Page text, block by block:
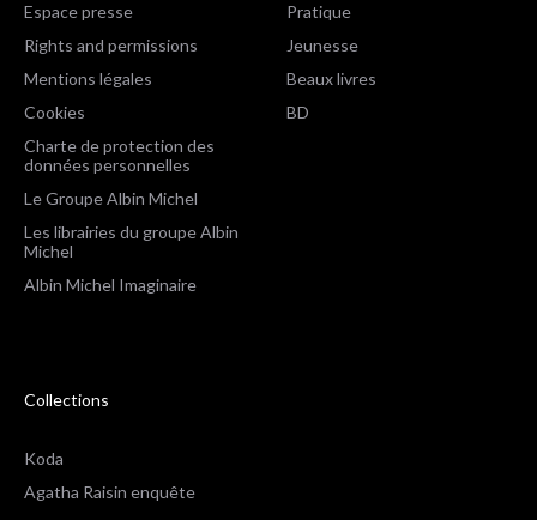
Espace presse
Rights and permissions
Mentions légales
Cookies
Charte de protection des
données personnelles
Le Groupe Albin Michel
Les librairies du groupe Albin
Michel
Albin Michel Imaginaire
Pratique
Jeunesse
Beaux livres
BD
Collections
Koda
Agatha Raisin enquête